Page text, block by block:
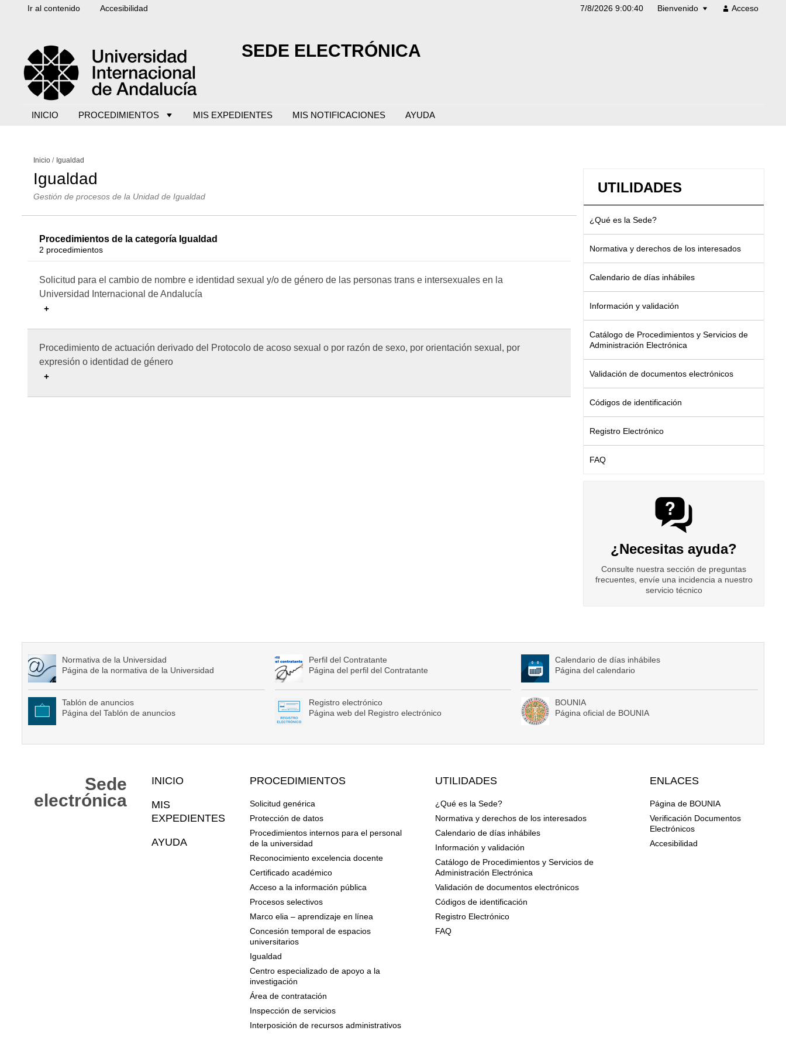
Ir al contenido Accesibilidad 7/8/2026 9:00:40 Bienvenido Acceso
SEDE ELECTRÓNICA
INICIO PROCEDIMIENTOS MIS EXPEDIENTES MIS NOTIFICACIONES AYUDA
Inicio Igualdad
Igualdad
Gestión de procesos de la Unidad de Igualdad
Procedimientos de la categoría Igualdad
2 procedimientos
Solicitud para el cambio de nombre e identidad sexual y/o de género de las personas trans e intersexuales en la
Universidad Internacional de Andalucía
Procedimiento de actuación derivado del Protocolo de acoso sexual o por razón de sexo, por orientación sexual, por
expresión o identidad de género
UTILIDADES
¿Qué es la Sede?
Normativa y derechos de los interesados
Calendario de días inhábiles
Información y validación
Catálogo de Procedimientos y Servicios de
Administración Electrónica
Validación de documentos electrónicos
Códigos de identificación
Registro Electrónico
FAQ
¿Necesitas ayuda?
Consulte nuestra sección de preguntas
frecuentes, envíe una incidencia a nuestro
servicio técnico
Normativa de la Universidad
Página de la normativa de la Universidad
Perfil del Contratante
Página del perfil del Contratante
Calendario de días inhábiles
Página del calendario
Tablón de anuncios
Página del Tablón de anuncios
Registro electrónico
Página web del Registro electrónico
BOUNIA
Página oficial de BOUNIA
Web
Sede
electrónica
INICIO
MIS
EXPEDIENTES
AYUDA
PROCEDIMIENTOS
Solicitud genérica
Protección de datos
Procedimientos internos para el personal
de la universidad
Reconocimiento excelencia docente
Certificado académico
Acceso a la información pública
Procesos selectivos
Marco elia – aprendizaje en línea
Concesión temporal de espacios
universitarios
Igualdad
Centro especializado de apoyo a la
investigación
Área de contratación
Inspección de servicios
Interposición de recursos administrativos
UTILIDADES
¿Qué es la Sede?
Normativa y derechos de los interesados
Calendario de días inhábiles
Información y validación
Catálogo de Procedimientos y Servicios de
Administración Electrónica
Validación de documentos electrónicos
Códigos de identificación
Registro Electrónico
FAQ
ENLACES
Página de BOUNIA
Verificación Documentos
Electrónicos
Accesibilidad